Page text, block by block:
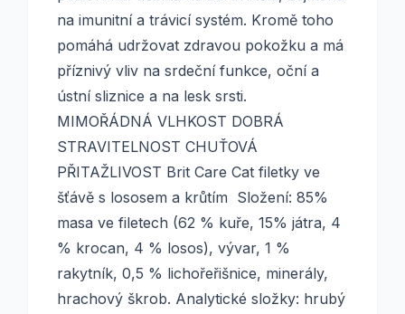
na imunitní a trávicí systém. Kromě toho
pomáhá udržovat zdravou pokožku a má
příznivý vliv na srdeční funkce, oční a
ústní sliznice a na lesk srsti.
MIMOŘÁDNÁ VLHKOST DOBRÁ
STRAVITELNOST CHUŤOVÁ
PŘITAŽLIVOST Brit Care Cat filetky ve
šťávě s lososem a krůtím Složení: 85%
masa ve filetech (62 % kuře, 15% játra, 4
% krocan, 4 % losos), vývar, 1 %
rakytník, 0,5 % lichořeřišnice, minerály,
hrachový škrob. Analytické složky: hrubý